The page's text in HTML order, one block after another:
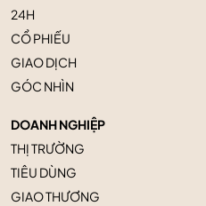
24H
CỔ PHIẾU
GIAO DỊCH
GÓC NHÌN
DOANH NGHIỆP
THỊ TRƯỜNG
TIÊU DÙNG
GIAO THƯƠNG